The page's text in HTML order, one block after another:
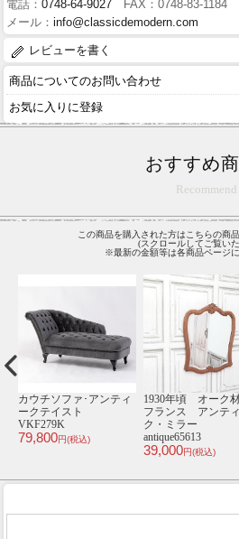
電話： 0748-64-9027 FAX：0748-83-1184
メール： info@classicdemodern.com
レビューを書く
商品についてのお問い合わせ
お気に入りに登録
おすすめ
Recommend
この商品を購入された方はこちらの商
(スクロールしてご覧い
※最新の金額等は各商品ページ
レジカウンターテーブ
ル･アンティークテイス
ト 5050-1.2-5
178,000円(税込)
1930年頃 オーク
イギリス アンテ
ク・ウォールシェル
フ antique80651
53,000円(税込)